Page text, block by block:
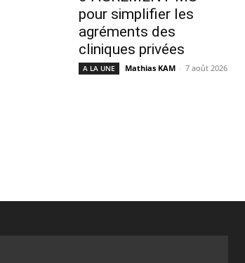
pour simplifier les
agréments des
cliniques privées
A LA UNE Mathias KAM - 7 août 2026